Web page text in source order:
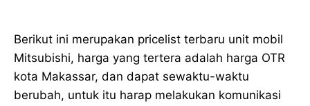
Berikut ini merupakan pricelist terbaru unit mobil
Mitsubishi, harga yang tertera adalah harga OTR
kota Makassar, dan dapat sewaktu-waktu
berubah, untuk itu harap melakukan komunikasi